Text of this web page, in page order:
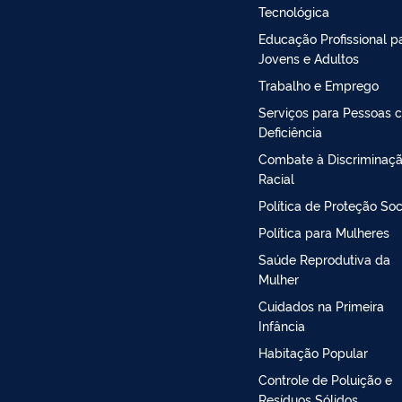
Tecnológica
Educação Profissional
Jovens e Adultos
Trabalho e Emprego
Serviços para Pessoas
Deficiência
Combate à
Racial
Política de Proteção
Política para Mulheres
Saúde Reprodutiva da
Mulher
Cuidados na Primeira
Infância
Habitação Popular
Controle de Poluição e